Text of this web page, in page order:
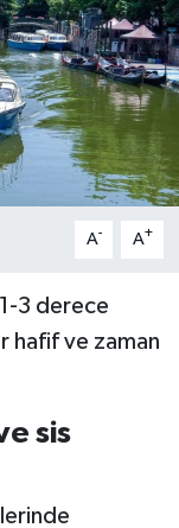
A- A+
1-3 derece
hafif ve zaman
sis